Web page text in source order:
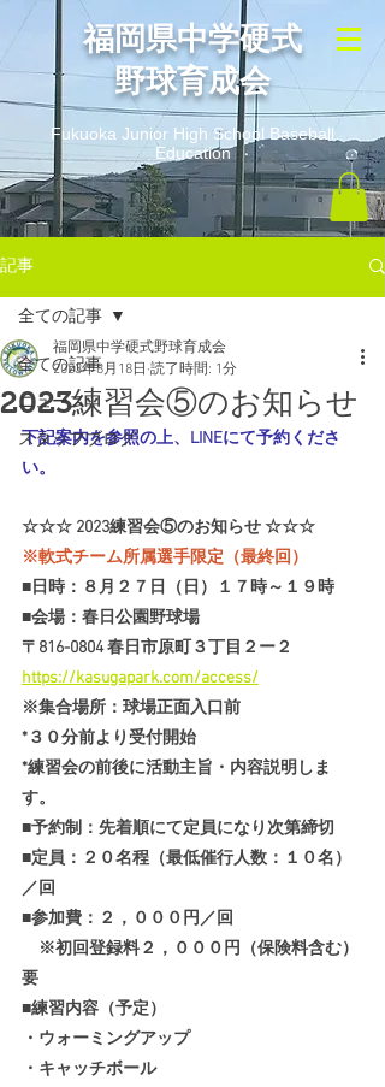
​福岡県中学硬式
野球育成会
Fukuoka Junior High School Baseball
Education
記事
全ての記事
ニュース
スタッフブログ
全ての記事
2023練習会⑤のお知らせ
福岡県中学硬式野球育成会
2023年8月18日 読了時間: 1分
下記案内を参照の上、LINEにて予約くださ
い。
☆☆☆ 2023練習会⑤のお知らせ ☆☆☆
※軟式チーム所属選手限定（最終回）
■日時：８月２７日（日）１７時～１９時
■会場：春日公園野球場
〒816-0804 春日市原町３丁目２ー２
https://kasugapark.com/access/
※集合場所：球場正面入口前
*３０分前より受付開始
*練習会の前後に活動主旨・内容説明しま
す。
■予約制：先着順にて定員になり次第締切
■定員：２０名程（最低催行人数：１０名）
／回
■参加費：２，０００円／回
※初回登録料２，０００円（保険料含む）
要
■練習内容（予定）
・ウォーミングアップ
・キャッチボール